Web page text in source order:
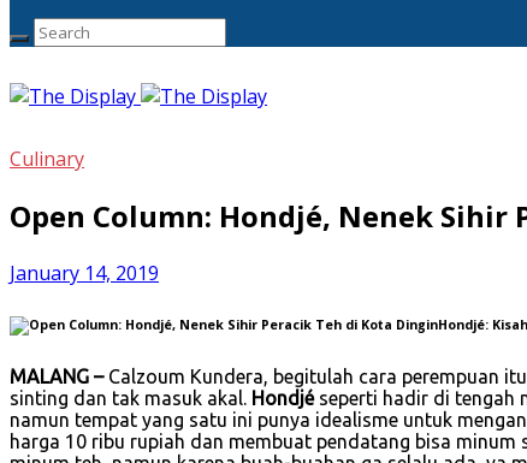
Culinary
Open Column: Hondjé, Nenek Sihir
January 14, 2019
Hondjé:
MALANG –Calzoum Kundera, begitulah cara perempuan
sinting dan tak masuk akal. Hondjéseperti hadir di tengah
namun tempat yang satu ini punya idealisme untuk
harga 10 ribu rupiah dan membuat pendatang bisa minum